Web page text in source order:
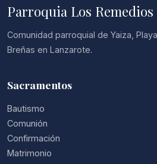
Parroquia Los Remedios
Comunidad parroquial de Yaiza,
Breñas en Lanzarote.
Sacramentos
Bautismo
Comunión
Confirmación
Matrimonio